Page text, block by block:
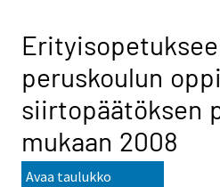
peruskoulun
siirtopäätöksen
mukaan 2008
Avaa taulukko